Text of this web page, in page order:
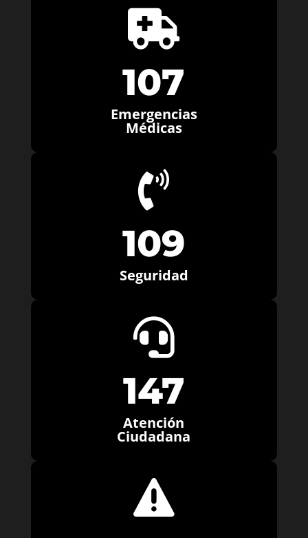

107
Emergencias
Médicas

109
Seguridad

147
Atención
Ciudadana
